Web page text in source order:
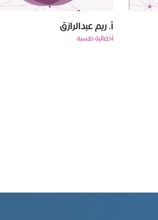
أ. ريم عبدالرازق
‏‏‏‏‏‏‏‏أخصائية نفسية